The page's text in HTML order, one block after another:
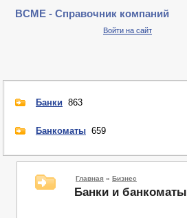
BCME - Справочник компаний
Войти на сайт
Банки 863
Банкоматы 659
Главная » Бизнес
Банки и банкоматы